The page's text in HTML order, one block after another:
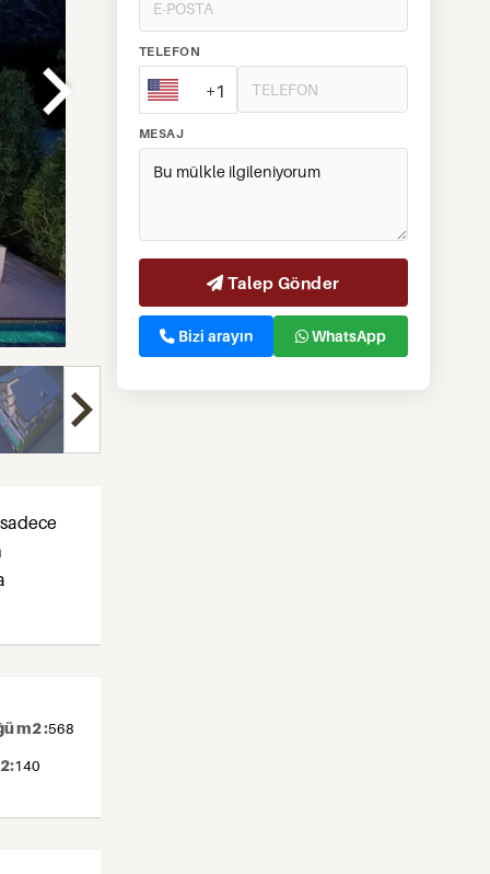
m2 :568
140
TELEFON
+1
MESAJ
Talep Gönder
Bizi arayın WhatsApp